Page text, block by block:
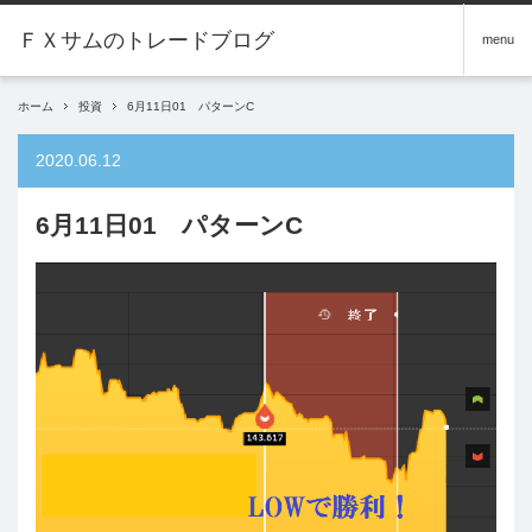
menu
ホーム 投資 6月11日01 パターンC
2020.06.12
6月11日01 パターンC